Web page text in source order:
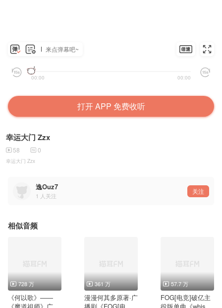
来点弹幕吧~
00:00 00:00
打开 APP 免费收听
幸运大门 Zzx
58 0
幸运大门 Zzx
逸Ouz7
1 人关注
关注
相似音频
728 万
《何以歌》——
361 万
漫漫何其多原著·广
57.7 万
FOG[电竞]破亿主